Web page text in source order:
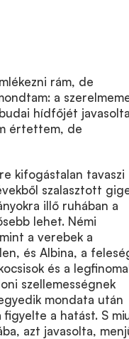
rám, de
a
hídfőjét
értettem, de
kifogástalan tavaszi
szalasztott
illő ruhában a
lehet. Némi
a verebek a
és Albina, a
és a
szellemességnek
mondata után
a hatást. S
azt javasolta,